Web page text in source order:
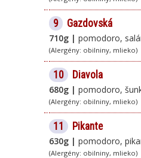
9 Gazdovská
710g | pomodoro,
(Alergény: obilniny, mlieko)
10 Diavola
680g | pomodoro,
(Alergény: obilniny, mlieko)
11 Pikante
630g | pomodoro,
(Alergény: obilniny, mlieko)